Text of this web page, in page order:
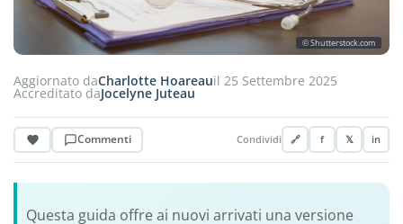
© Shutterstock.com
Aggiornato daCharlotte Hoareauil 25 Settembre 2025
Accreditato daJocelyne Juteau
Commenti Condividi 🔗 f 𝕏 in
Questa guida offre ai nuovi arrivati una versione